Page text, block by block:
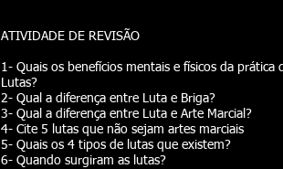
ATIVIDADE DE REVISÃO
1- Quais os benefícios mentais e físicos da prática
Lutas?
2- Qual a diferença entre Luta e Briga?
3- Qual a diferença entre Luta e Arte Marcial?
4- Cite 5 lutas que não sejam artes marciais
5- Quais os 4 tipos de lutas que existem?
6- Quando surgiram as lutas?